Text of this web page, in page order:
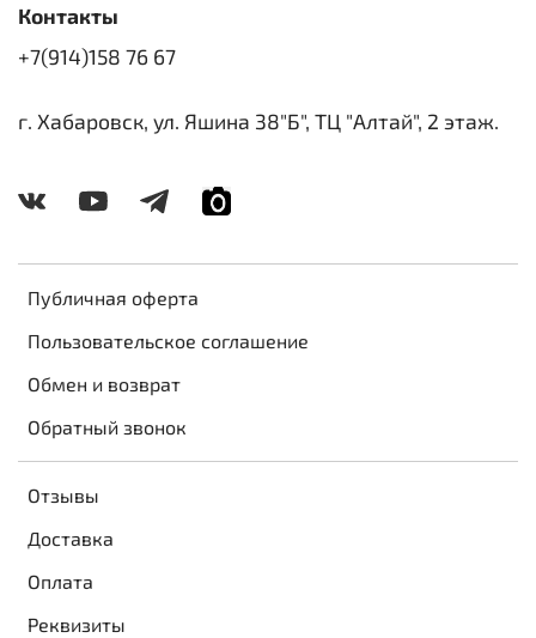
Публичная оферта
Пользовательское соглашение
Обмен и возврат
Обратный звонок
Отзывы
Доставка
Оплата
Реквизиты
Контакты
+7(914)158 76 67
г. Хабаровск, ул. Яшина 38"Б", ТЦ "Алтай", 2 этаж.